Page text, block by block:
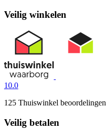
Veilig winkelen
10.0
125 Thuiswinkel beoordelingen
Veilig betalen